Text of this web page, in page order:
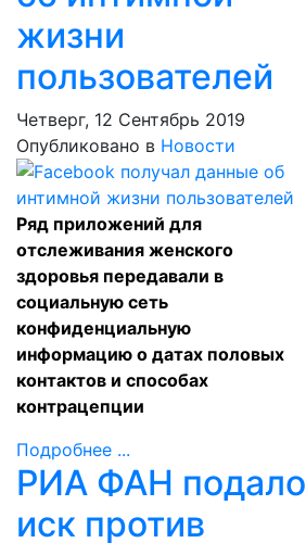
жизни
пользователей
Четверг, 12 Сентябрь 2019
Опубликовано в Новости
Ряд приложений для
отслеживания женского
здоровья передавали в
социальную сеть
конфиденциальную
информацию о датах половых
контактов и способах
контрацепции
Подробнее ...
РИА ФАН подало
иск против